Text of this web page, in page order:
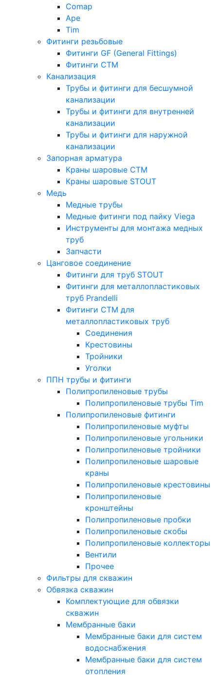
Comap
Ape
Tim
Фитинги резьбовые
Фитинги GF (General Fittings)
Фитинги CTM
Канализация
Трубы и фитинги для бесшумной
канализации
Трубы и фитинги для внутренней
канализации
Трубы и фитинги для наружной
канализации
Запорная арматура
Краны шаровые СТМ
Краны шаровые STOUT
Медь
Медные трубы
Медные фитинги под пайку Viega
Инструменты для монтажа медных
труб
Запчасти
Цанговое соединение
Фитинги для труб STOUT
Фитинги для металлопластиковых
труб Prandelli
Фитинги СTM для
металлопластиковых труб
Соединения
Крестовины
Тройники
Уголки
ППН трубы и фитинги
Полипропиленовые трубы
Полипропиленовые трубы Tim
Полипропиленовые фитинги
Полипропиленовые муфты
Полипропиленовые угольники
Полипропиленовые тройники
Полипропиленовые шаровые
краны
Полипропиленовые крестовины
Полипропиленовые
кронштейны
Полипропиленовые пробки
Полипропиленовые скобы
Полипропиленовые коллекторы
Вентили
Прочее
Фильтры для скважин
Обвязка скважин
Комплектующие для обвязки
скважин
Мембранные баки
Мембранные баки для систем
водоснабжения
Мембранные баки для систем
отопления